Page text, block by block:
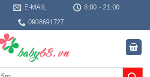
E-MAIL
8:00 - 21:00
0908691727